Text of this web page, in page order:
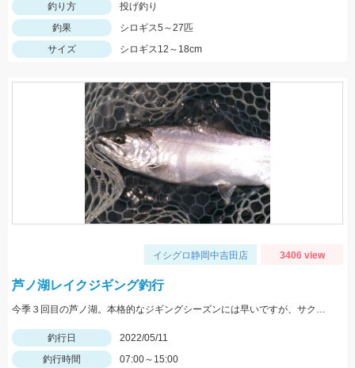
釣り方
投げ釣り
釣果
シロギス5～27匹
サイズ
シロギス12～18cm
イシグロ静岡中吉田店 3406 view
芦ノ湖レイクジギング釣行
今季３回目の芦ノ湖。本格的なジギングシーズンには早いですが、サクラマス狙いで１人釣行。
釣行日
2022/05/11
釣行時間
07:00～15:00